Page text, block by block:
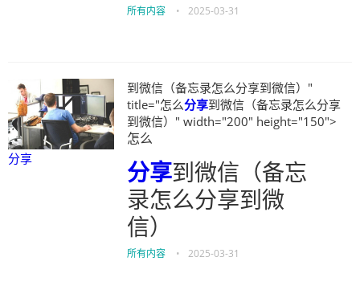
所有内容 • 2025-03-31
分享
到微信（备忘录怎么分享到微信）"
title="怎么分享到微信（备忘录怎么分享
到微信）" width="200" height="150">
怎么
分享到微信（备忘
录怎么分享到微
信）
所有内容 • 2025-03-31